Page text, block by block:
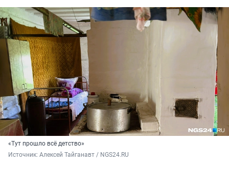
«Тут прошло всё детство»
Источник: Алексей Тайганавт / NGS24.RU